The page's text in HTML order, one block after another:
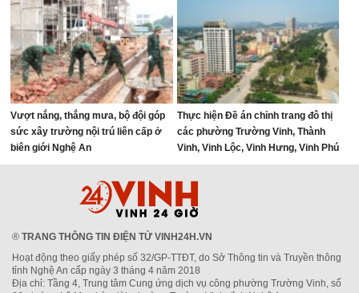
Vượt nắng, thắng mưa, bộ đội góp
sức xây trường nội trú liên cấp ở
biên giới Nghệ An
Thực hiện Đề án chỉnh trang đô thị
các phường Trường Vinh, Thành
Vinh, Vinh Lộc, Vinh Hưng, Vinh Phú
và Cửa Lò giai đoạn 2026 – 2030
® TRANG THÔNG TIN ĐIỆN TỬ VINH24H.VN
Hoạt động theo giấy phép số 32/GP-TTĐT, do Sở Thông tin và Truyền thông
tỉnh Nghệ An cấp ngày 3 tháng 4 năm 2018
Địa chỉ: Tầng 4, Trung tâm Cung ứng dịch vụ công phường Trường Vinh, số